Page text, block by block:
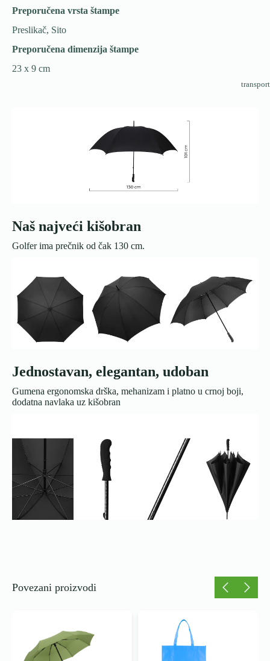
Preporučena vrsta štampe
Preslikač, Sito
Preporučena dimenzija štampe
23 x 9 cm
transport
Naš najveći kišobran
Golfer ima prečnik od čak 130 cm.
Jednostavan, elegantan, udoban
Gumena ergonomska drška, mehanizam i platno u crnoj boji,
dodatna navlaka uz kišobran
Povezani proizvodi